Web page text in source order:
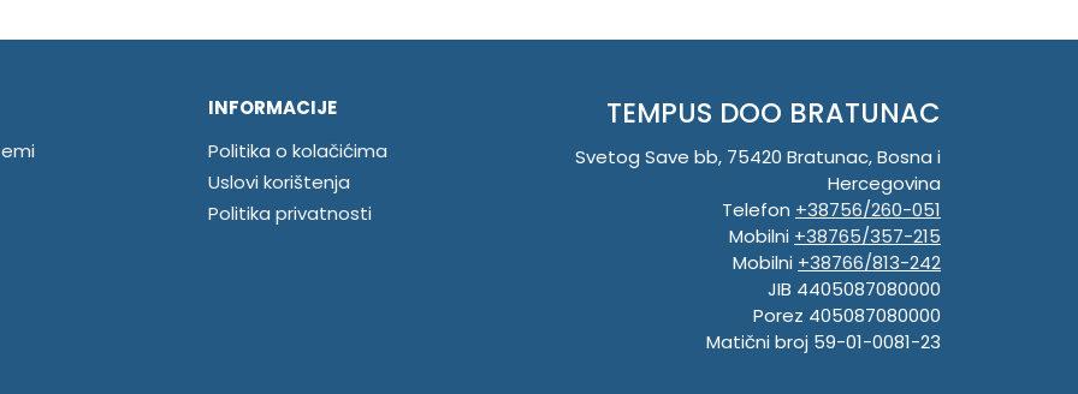
INFORMACIJE
Politika o kolačićima
Uslovi korištenja
Politika privatnosti
TEMPUS DOO BRATUNAC
Svetog Save bb, 75420 Bratunac, Bosna i
Hercegovina
Telefon +38756/260-051
Mobilni +38765/357-215
Mobilni +38766/813-242
JIB 4405087080000
Porez 405087080000
Matični broj 59-01-0081-23